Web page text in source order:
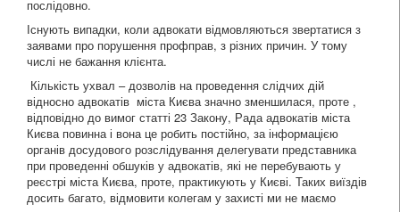
послідовно.
Існують випадки, коли адвокати відмовляються звертатися з
заявами про порушення профправ, з різних причин. У тому
числі не бажання клієнта.
Кількість ухвал – дозволів на проведення слідчих дій
відносно адвокатів міста Києва значно зменшилася, проте ,
відповідно до вимог статті 23 Закону, Рада адвокатів міста
Києва повинна і вона це робить постійно, за інформацією
органів досудового розслідування делегувати представника
при проведенні обшуків у адвокатів, які не перебувають у
реєстрі міста Києва, проте, практикують у Києві. Таких виїздів
досить багато, відмовити колегам у захисті ми не маємо